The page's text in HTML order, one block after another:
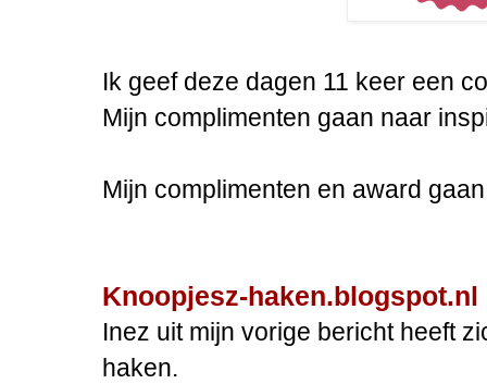
Ik geef deze dagen 11 keer een
Mijn complimenten gaan naar
Mijn complimenten en award
Knoopjesz-haken.blogspot.nl
Inez uit mijn vorige bericht heeft
haken.